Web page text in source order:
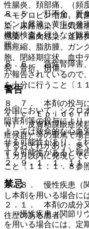
８．５． 肝不全、肝
ビン上昇等、黄疸の発
機能検査を行うなど観
照〕。
８．６． 急性腎障害
が報告されているので
を十分に行うこと〔１
８．７． 本剤の投与
ｘｉｃ Ｅｐｉｄｅｒ
Ｎ）、皮膚粘膜眼症候
症候群）等の重篤で場
するおそれがあり、多
１カ月以内に発現して
こと〔１１．１．８参
８．８． 慢性疾患（
し本剤を用いる場合に
・ 慢性疾患（関節リ
を用いる場合には、定
性腸炎、頚部痛、（頻
ヘモグロビン増加、真
染、尿路感染、上気道
感染、歯肉感染、迷路
筋痙縮、脂肪腫、ガン
胞、閉経期症状、血中
裂、骨折、損傷。
警告
外国において、シクロ
阻害剤等の投与により
よっては致命的な心血
せる可能性があり、こ
する可能性があると報
２、９．１．１、１１
禁忌
２．１． 本剤の成分
往歴のある患者。